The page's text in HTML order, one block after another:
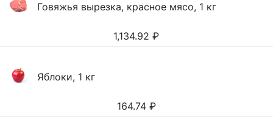
Говяжья вырезка, красное мясо, 1 кг
1,134.92 ₽
Яблоки, 1 кг
164.74 ₽